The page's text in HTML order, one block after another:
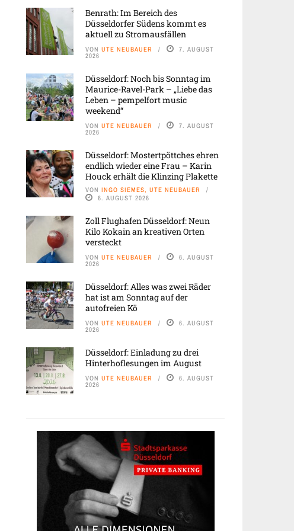
Benrath: Im Bereich des
Düsseldorfer Südens kommt es
aktuell zu Stromausfällen
VON UTE NEUBAUER 7. AUGUST
2026
Düsseldorf: Noch bis Sonntag im
Maurice-Ravel-Park – „Liebe das
Leben – pempelfort music
weekend“
VON UTE NEUBAUER 7. AUGUST
2026
Düsseldorf: Mostertpöttches ehren
endlich wieder eine Frau – Karin
Houck erhält die Klinzing Plakette
VON INGO SIEMES, UTE NEUBAUER
6. AUGUST 2026
Zoll Flughafen Düsseldorf: Neun
Kilo Kokain an kreativen Orten
versteckt
VON UTE NEUBAUER 6. AUGUST
2026
Düsseldorf: Alles was zwei Räder
hat ist am Sonntag auf der
autofreien Kö
VON UTE NEUBAUER 6. AUGUST
2026
Düsseldorf: Einladung zu drei
Hinterhoflesungen im August
VON UTE NEUBAUER 6. AUGUST
2026